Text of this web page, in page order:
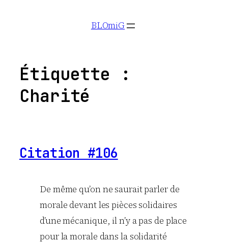
BLOmiG
Étiquette :
Charité
Citation #106
De même qu’on ne saurait parler de
morale devant les pièces solidaires
d’une mécani­que, il n’y a pas de place
pour la morale dans la solidarité